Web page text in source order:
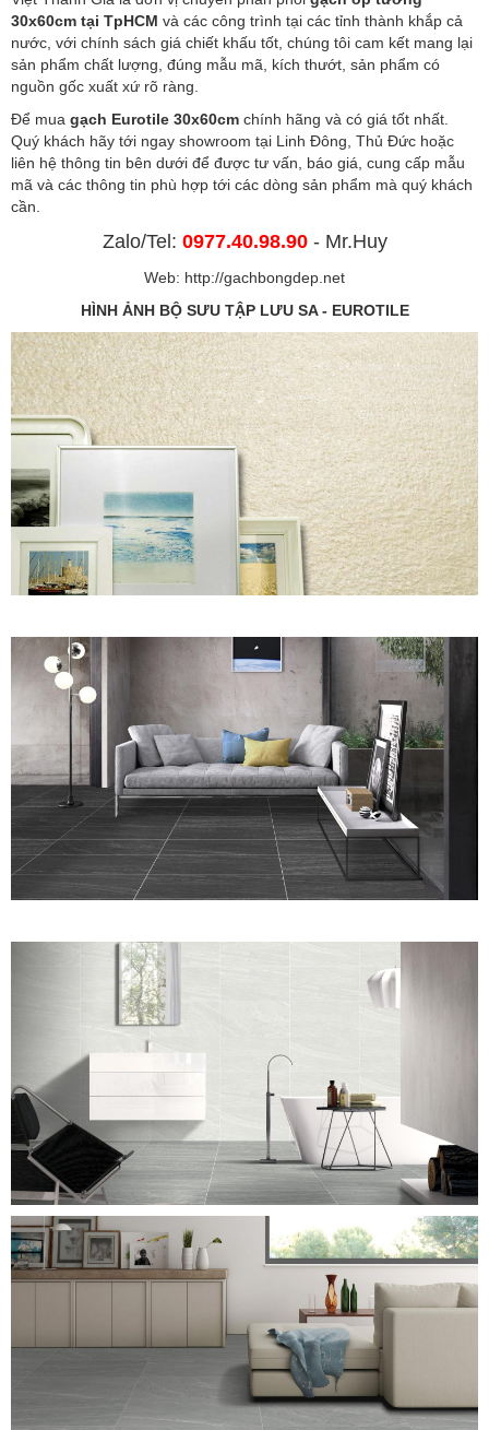
30x60cm tại TpHCM và các công trình tại các tỉnh thành khắp cả
nước, với chính sách giá chiết khấu tốt, chúng tôi cam kết mang lại
sản phẩm chất lượng, đúng mẫu mã, kích thướt, sản phẩm có
nguồn gốc xuất xứ rõ ràng.
Để mua gạch Eurotile 30x60cm chính hãng và có giá tốt nhất.
Quý khách hãy tới ngay showroom tại Linh Đông, Thủ Đức hoặc
liên hệ thông tin bên dưới để được tư vấn, báo giá, cung cấp mẫu
mã và các thông tin phù hợp tới các dòng sản phẩm mà quý khách
cần.
Zalo/Tel: 0977.40.98.90- Mr.Huy
Web: http://gachbongdep.net
HÌNH ẢNH BỘ SƯU TẬP LƯU SA - EUROTILE